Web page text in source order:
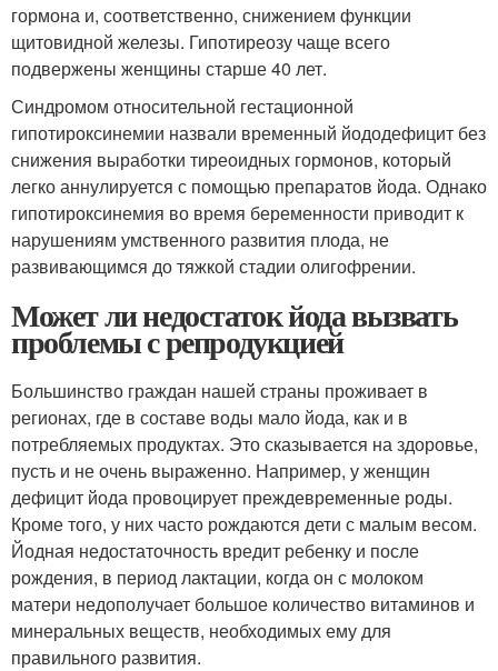
гормона и, соответственно, снижением функции
щитовидной железы. Гипотиреозу чаще всего
подвержены женщины старше 40 лет.
Синдромом относительной гестационной
гипотироксинемии назвали временный йододефицит без
снижения выработки тиреоидных гормонов, который
легко аннулируется с помощью препаратов йода. Однако
гипотироксинемия во время беременности приводит к
нарушениям умственного развития плода, не
развивающимся до тяжкой стадии олигофрении.
Может ли недостаток йода вызвать
проблемы с репродукцией
Большинство граждан нашей страны проживает в
регионах, где в составе воды мало йода, как и в
потребляемых продуктах. Это сказывается на здоровье,
пусть и не очень выраженно. Например, у женщин
дефицит йода провоцирует преждевременные роды.
Кроме того, у них часто рождаются дети с малым весом.
Йодная недостаточность вредит ребенку и после
рождения, в период лактации, когда он с молоком
матери недополучает большое количество витаминов и
минеральных веществ, необходимых ему для
правильного развития.